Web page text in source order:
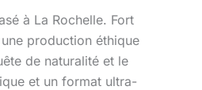
à La Rochelle. Fort
production éthique
de naturalité et le
et un format ultra-